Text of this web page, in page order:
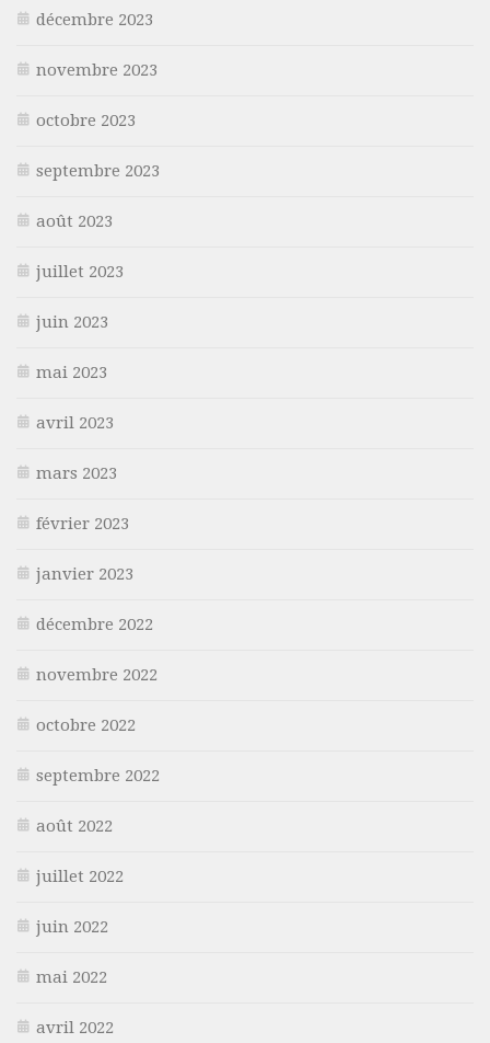
décembre 2023
novembre 2023
octobre 2023
septembre 2023
août 2023
juillet 2023
juin 2023
mai 2023
avril 2023
mars 2023
février 2023
janvier 2023
décembre 2022
novembre 2022
octobre 2022
septembre 2022
août 2022
juillet 2022
juin 2022
mai 2022
avril 2022